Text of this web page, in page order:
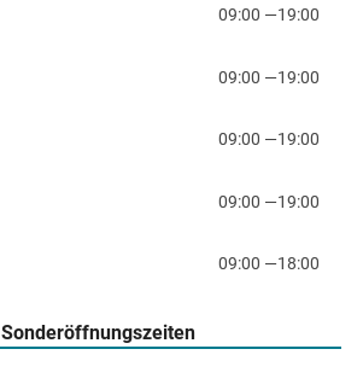
09:00 —19:00
09:00 —19:00
09:00 —19:00
09:00 —19:00
09:00 —18:00
Sonderöffnungszeiten